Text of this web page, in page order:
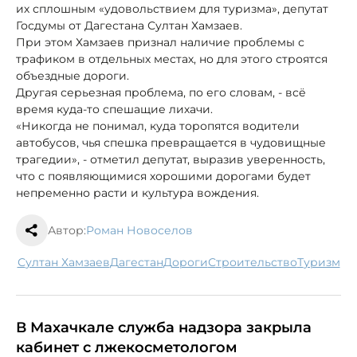
их сплошным «удовольствием для туризма», депутат
Госдумы от Дагестана Султан Хамзаев.
При этом Хамзаев признал наличие проблемы с
трафиком в отдельных местах, но для этого строятся
объездные дороги.
Другая серьезная проблема, по его словам, - всё
время куда-то спешащие лихачи.
«Никогда не понимал, куда торопятся водители
автобусов, чья спешка превращается в чудовищные
трагедии», - отметил депутат, выразив уверенность,
что с появляющимися хорошими дорогами будет
непременно расти и культура вождения.
Автор:Роман Новоселов
Султан Хамзаев Дагестан дороги строительство туризм
В Махачкале служба надзора закрыла
кабинет с лжекосметологом